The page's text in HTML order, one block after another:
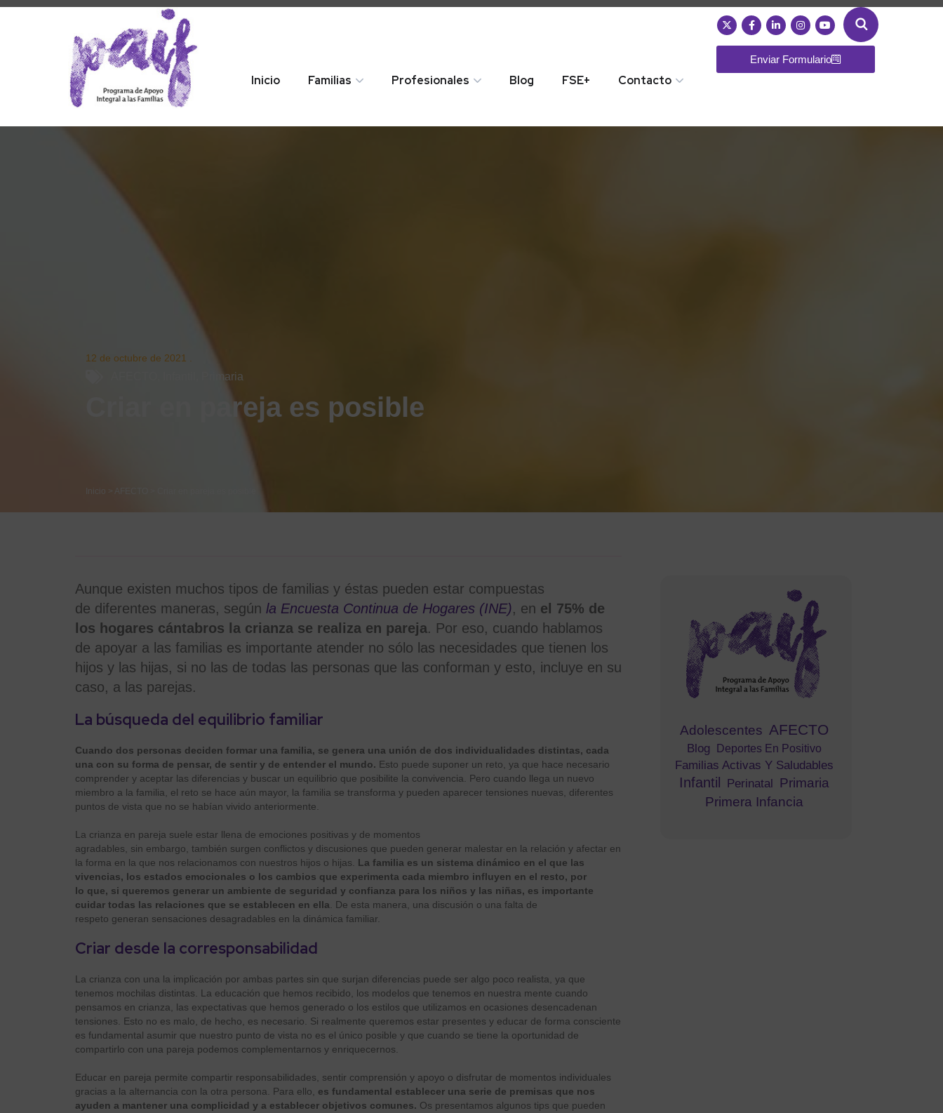
Inicio Familias Profesionales Blog FSE+ Contacto
Enviar Formulario
12 de octubre de 2021
Primaria
Criar en pareja es posible
Inicio
Aunque existen muchos tipos de familias y éstas pueden estar compuestas
de diferentes maneras, según la Encuesta Continua de Hogares (INE), en el 75% de
los hogares cántabros la crianza se realiza en pareja. Por eso, cuando hablamos
de apoyar a las familias es importante atender no sólo las necesidades que tienen los
hijos y las hijas, si no las de todas las personas que las conforman y esto, incluye en su
caso, a las parejas.
La búsqueda del equilibrio familiar
Cuando dos personas deciden formar una familia, se genera una unión de dos individualidades distintas, cada
una con su forma de pensar, de sentir y de entender el mundo. Esto puede suponer un reto, ya que hace necesario
comprender y aceptar las diferencias y buscar un equilibrio que posibilite la convivencia. Pero cuando llega un nuevo
miembro a la familia, el reto se hace aún mayor, la familia se transforma y pueden aparecer tensiones nuevas, diferentes
puntos de vista que no se habían vivido anteriormente.
La crianza en pareja suele estar llena de emociones positivas y de momentos
agradables, sin embargo, también surgen conflictos y discusiones que pueden generar malestar en la relación y afectar en
la forma en la que nos relacionamos con nuestros hijos o hijas. La familia es un sistema dinámico en el que las
vivencias, los estados emocionales o los cambios que experimenta cada miembro influyen en el resto, por
lo que, si queremos generar un ambiente de seguridad y confianza para los niños y las niñas, es importante
cuidar todas las relaciones que se establecen en ella . De esta manera, una discusión o una falta de
respeto generan sensaciones desagradables en la dinámica familiar.
Criar desde la corresponsabilidad
La crianza con una la implicación por ambas partes sin que surjan diferencias puede ser algo poco realista, ya que
tenemos mochilas distintas. La educación que hemos recibido, los modelos que tenemos en nuestra mente cuando
pensamos en crianza, las expectativas que hemos generado o los estilos que utilizamos en ocasiones desencadenan
tensiones. Esto no es malo, de hecho, es necesario. Si realmente queremos estar presentes y educar de forma consciente
es fundamental asumir que nuestro punto de vista no es el único posible y que cuando se tiene la oportunidad de
compartirlo con una pareja podemos complementarnos y enriquecernos.
Educar en pareja permite compartir responsabilidades, sentir comprensión y apoyo o disfrutar de momentos individuales
gracias a la alternancia con la otra persona. Para ello, es fundamental establecer una serie de premisas que nos
ayuden a mantener una complicidad y a establecer objetivos comunes. Os presentamos algunos tips que pueden
Adolescentes AFECTO
Blog Deportes En Positivo
Familias Activas Y Saludables
Infantil Perinatal Primaria
Primera Infancia